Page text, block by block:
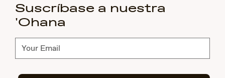
Suscríbase a nuestra
'Ohana
Suscríbete